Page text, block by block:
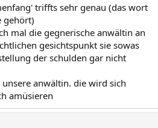
triffts sehr genau (das wort
gehört)
mal die gegnerische anwältin an
gesichtspunkt sie sowas
der schulden gar nicht
anwältin. die wird sich
amüsieren